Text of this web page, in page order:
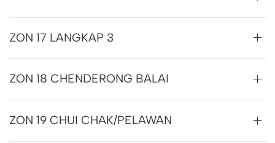
ZON 17 LANGKAP 3
ZON 18 CHENDERONG BALAI
ZON 19 CHUI CHAK/PELAWAN